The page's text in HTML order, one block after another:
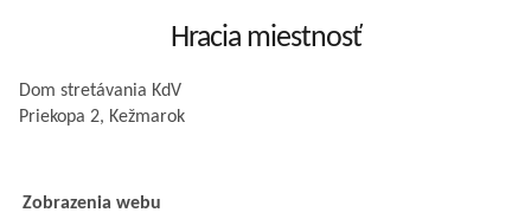
Hracia miestnosť
Dom stretávania KdV
Priekopa 2, Kežmarok
Zobrazenia webu